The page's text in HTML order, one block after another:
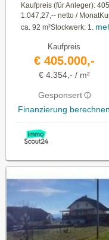
Kaufpreis (für Anleger):
1.047,27,-- netto /
ca. 92 m²Stockwerk: 1.
Kaufpreis
€ 405.000,-
€ 4.354,- / m²
Gesponsert
Finanzierung berechnen